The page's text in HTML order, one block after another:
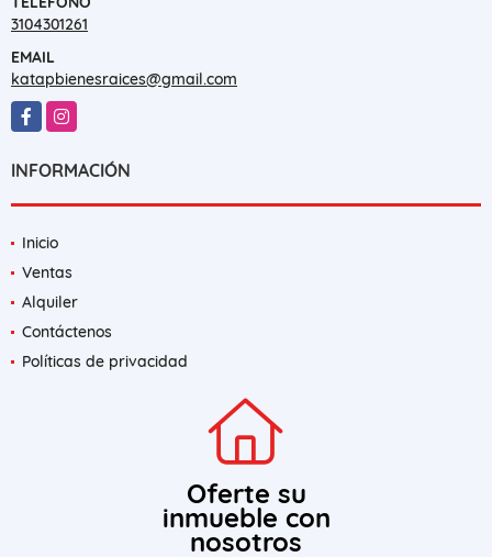
3104301261
EMAIL
katapbienesraices@gmail.com
FacebookInstagram
INFORMACIÓN
Inicio
Ventas
Alquiler
Contáctenos
Políticas de privacidad
Oferte su
inmueble con
nosotros